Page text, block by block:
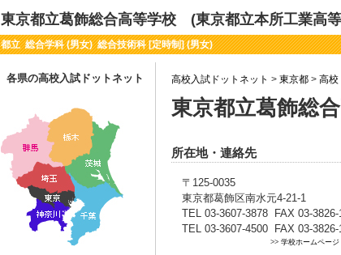
東京都立葛飾総合高等学校 (東京都立本所工業高
都立 総合学科 (男女) 総合技術科 [定時制] (男女)
高校入試ドットネット > 東京都 > 高校
東京都立葛飾総
所在地・連絡先
〒125-0035
東京都葛飾区南水元4-21-1
TEL 03-3607-3878 FAX 03-
TEL 03-3607-4500 FAX 03-
>> 学校ホームペー
各県の高校入試ドットネット